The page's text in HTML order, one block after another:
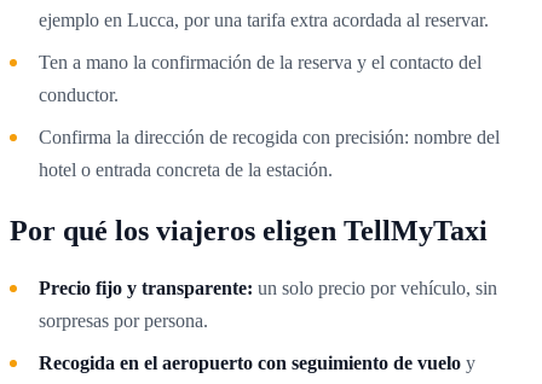
ejemplo en Lucca, por una tarifa extra acordada al reservar.
Ten a mano la confirmación de la reserva y el contacto del
conductor.
Confirma la dirección de recogida con precisión: nombre del
hotel o entrada concreta de la estación.
Por qué los viajeros eligen TellMyTaxi
Precio fijo y transparente: un solo precio por vehículo, sin
sorpresas por persona.
Recogida en el aeropuerto con seguimiento de vuelo y